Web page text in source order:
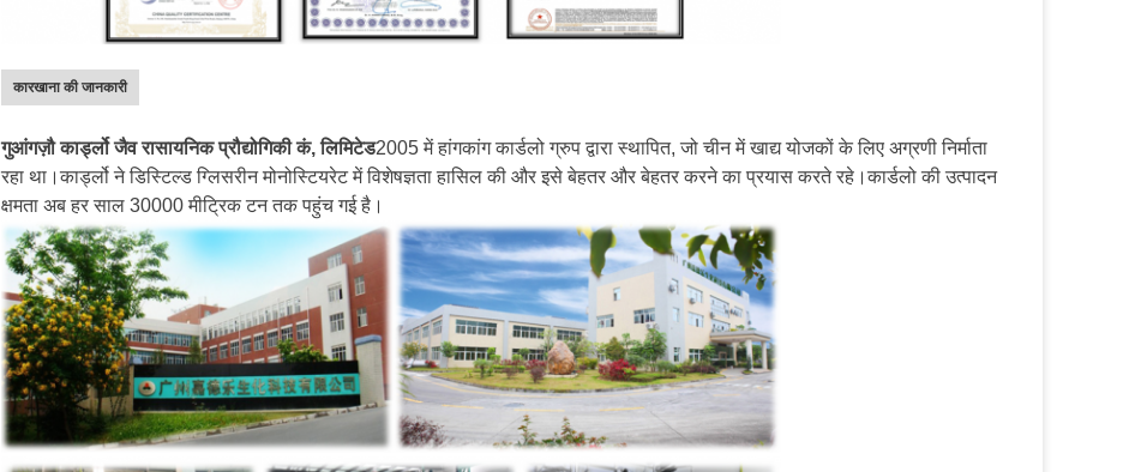
कारखाना की जानकारी
गुआंगज़ौ कार्ड्लो जैव रासायनिक प्रौद्योगिकी कं, लिमिटेड2005 में हांगकांग कार्डलो ग्रुप द्वारा स्थापित, जो चीन में खाद्य योजकों के लिए अग्रणी निर्माता
रहा था।कार्ड्लो ने डिस्टिल्ड ग्लिसरीन मोनोस्टियरेट में विशेषज्ञता हासिल की और इसे बेहतर और बेहतर करने का प्रयास करते रहे।कार्डलो की उत्पादन
क्षमता अब हर साल 30000 मीट्रिक टन तक पहुंच गई है।